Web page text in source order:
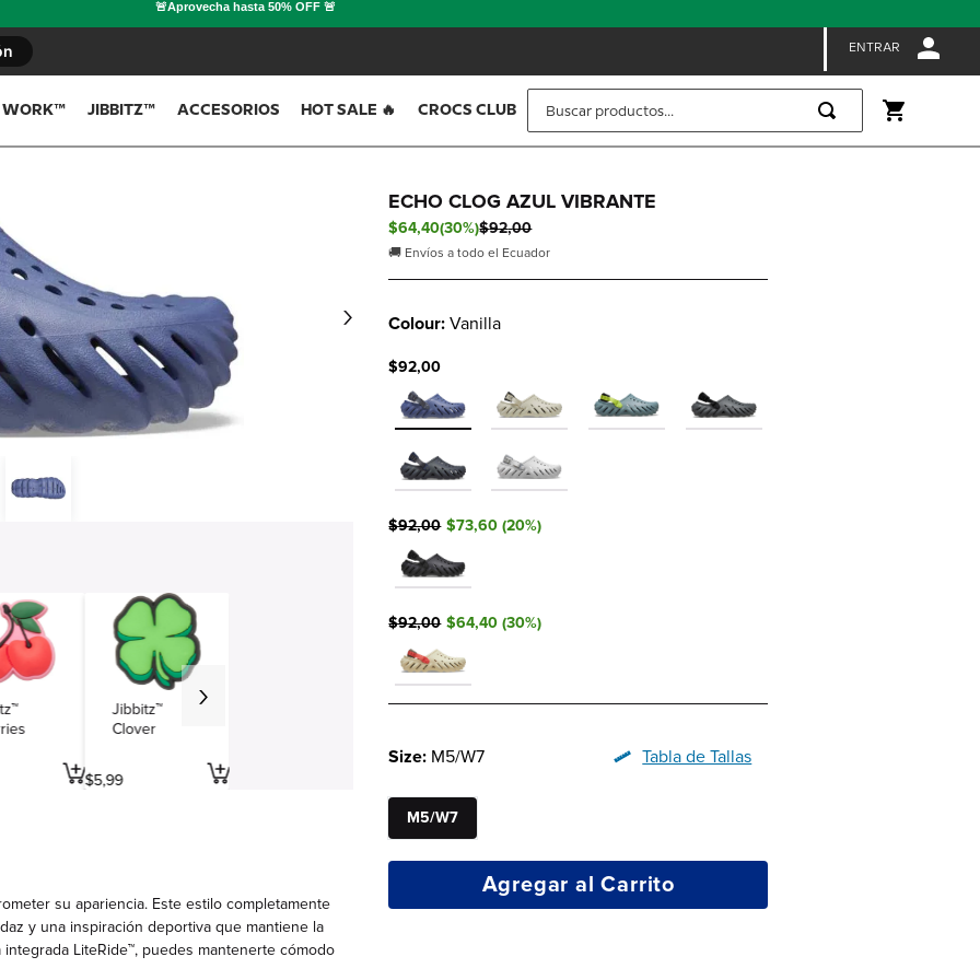
ENTRAR
WORK™ JIBBITZ™ ACCESORIOS HOT SALE 🔥 CROCS CLUB
Jibbitz™
Clover
$5,99
su apariencia. Este estilo completamente
y una inspiración deportiva que mantiene la
LiteRide™, puedes mantenerte cómodo
ECHO CLOG AZUL VIBRANTE
$64,40(30%)$92,00
🚚 Envíos a todo el Ecuador
Colour: Vanilla
$92,00
$92,00 $73,60 (20%)
$92,00 $64,40 (30%)
Size: M5/W7 Tabla de Tallas
M5/W7
Agregar al Carrito